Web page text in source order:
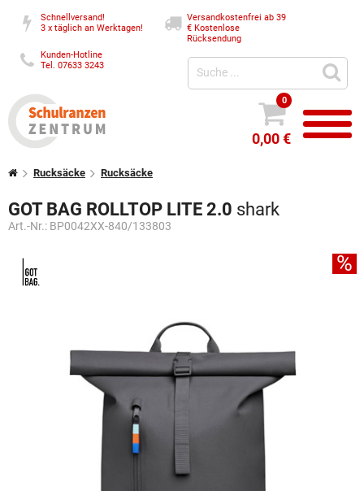
Schnellversand!
3 x täglich an Werktagen!
Versandkostenfrei ab 39
€Kostenlose
Rücksendung
Kunden-Hotline
Tel. 07633 3243
0
0,00 €
Rucksäcke Rucksäcke
GOT BAG ROLLTOP LITE 2.0 shark
Art.-Nr.: BP0042XX-840/133803
%